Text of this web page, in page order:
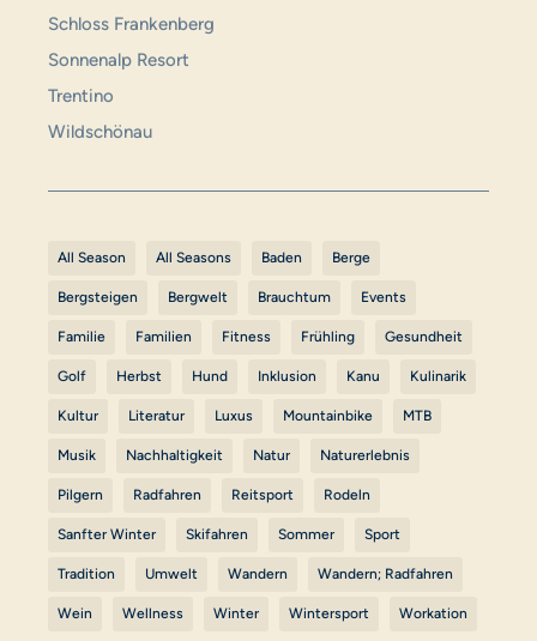
Schloss Frankenberg
Sonnenalp Resort
Trentino
Wildschönau
All Season All Seasons Baden Berge
Bergsteigen Bergwelt Brauchtum Events
Familie Familien Fitness Frühling Gesundheit
Golf Herbst Hund Inklusion Kanu Kulinarik
Kultur Literatur Luxus Mountainbike MTB
Musik Nachhaltigkeit Natur Naturerlebnis
Pilgern Radfahren Reitsport Rodeln
Sanfter Winter Skifahren Sommer Sport
Tradition Umwelt Wandern Wandern; Radfahren
Wein Wellness Winter Wintersport Workation